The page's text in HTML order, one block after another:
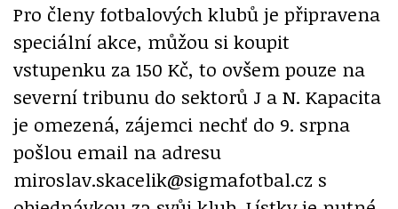
Pro členy fotbalových klubů je připravena
speciální akce, můžou si koupit
vstupenku za 150 Kč, to ovšem pouze na
severní tribunu do sektorů J a N. Kapacita
je omezená, zájemci nechť do 9. srpna
pošlou email na adresu
miroslav.skacelik@sigmafotbal.cz s